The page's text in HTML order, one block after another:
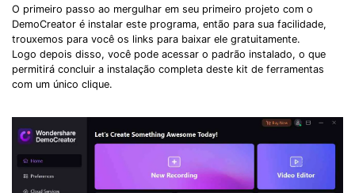
O primeiro passo ao mergulhar em seu primeiro projeto com o
DemoCreator é instalar este programa, então para sua facilidade,
trouxemos para você os links para baixar ele gratuitamente.
Logo depois disso, você pode acessar o padrão instalado, o que
permitirá concluir a instalação completa deste kit de ferramentas
com um único clique.